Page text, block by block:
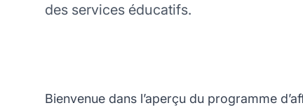
des services éducatifs.
Bienvenue dans l’aperçu du programme